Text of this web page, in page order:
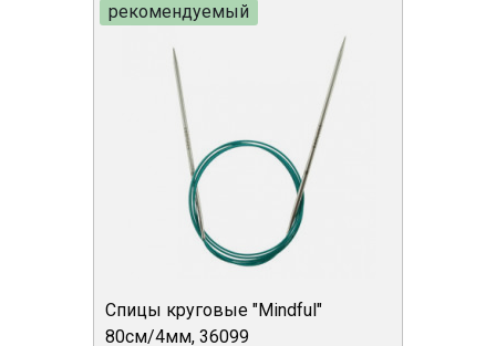
Спицы круговые "Mindful"
80см/4мм, 36099
рекомендуемый